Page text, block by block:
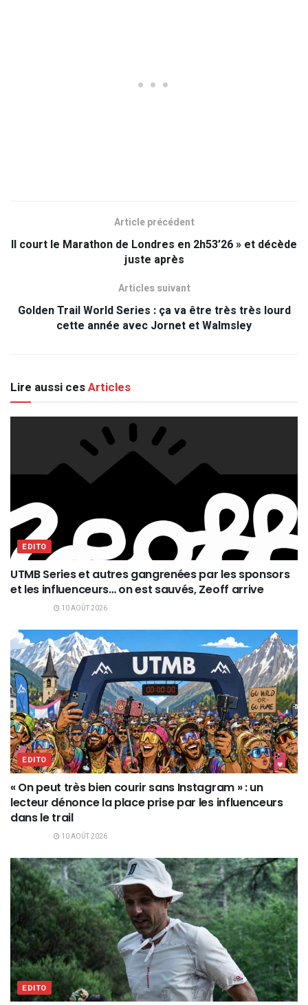
Article précédent
Il court le Marathon de Londres en 2h53’26 » et décède
juste après
Articles suivant
Golden Trail World Series : ça va être très très lourd
cette année avec Jornet et Walmsley
Lire aussi cesArticles
EDITO
UTMB Series et autres gangrenées par les sponsors
et les influenceurs… on est sauvés, Zeoff arrive
10 AOÛT 2026
EDITO
« On peut très bien courir sans Instagram » : un
lecteur dénonce la place prise par les influenceurs
dans le trail
10 AOÛT 2026
EDITO